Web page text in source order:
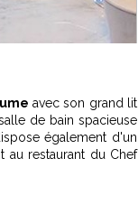
avec son grand lit
de bain spacieuse
également d'un
au restaurant du Chef